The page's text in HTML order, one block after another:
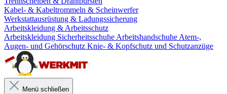
Kabel- & Kabeltrommeln & Scheinwerfer
Werkstattausrüstung & Ladungssicherung
Arbeitskleidung & Arbeitsschutz
Arbeitskleidung Sicherheitsschuhe Arbeitshandschuhe Atem-,
Augen- und Gehörschutz Knie- & Kopfschutz und Schutzanzüge
Menü schließen